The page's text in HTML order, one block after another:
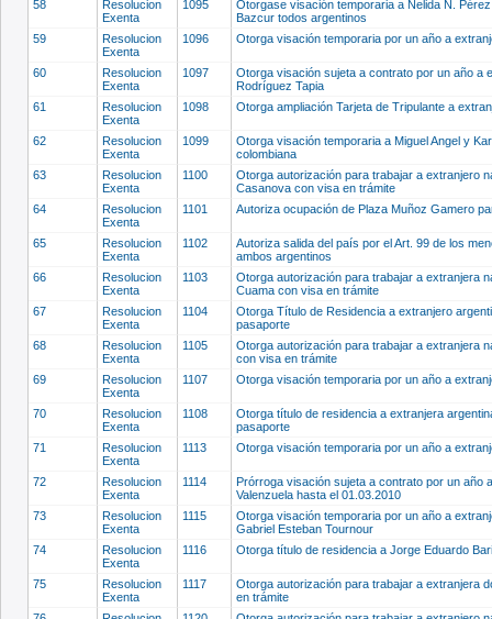
58
Resolucion
Exenta
1095
Otorgase visación temporaria a Nelida N.
Bazcur todos argentinos
59
Resolucion
Exenta
1096 Otorga visación temporaria por un año a
60
Resolucion
Exenta
1097
Otorga visación sujeta a contrato por un año a
Rodríguez Tapia
61
Resolucion
Exenta
1098 Otorga ampliación Tarjeta de Tripulante a
62
Resolucion
Exenta
1099
Otorga visación temporaria a Miguel Angel y
colombiana
63
Resolucion
Exenta
1100
Otorga autorización para trabajar a extranjero
Casanova con visa en trámite
64
Resolucion
Exenta
1101 Autoriza ocupación de Plaza Muñoz Gamero
65
Resolucion
Exenta
1102
Autoriza salida del país por el Art. 99 de los
ambos argentinos
66
Resolucion
Exenta
1103
Otorga autorización para trabajar a extranjera
Cuama con visa en trámite
67
Resolucion
Exenta
1104
Otorga Título de Residencia a extranjero
pasaporte
68
Resolucion
Exenta
1105
Otorga autorización para trabajar a extranjera
con visa en trámite
69
Resolucion
Exenta
1107 Otorga visación temporaria por un año a
70
Resolucion
Exenta
1108
Otorga título de residencia a extranjera
pasaporte
71
Resolucion
Exenta
1113 Otorga visación temporaria por un año a
72
Resolucion
Exenta
1114
Prórroga visación sujeta a contrato por un año
Valenzuela hasta el 01.03.2010
73
Resolucion
Exenta
1115
Otorga visación temporaria por un año a
Gabriel Esteban Tournour
74
Resolucion
Exenta
1116 Otorga título de residencia a Jorge Eduardo
75
Resolucion
Exenta
1117
Otorga autorización para trabajar a extranjera
en trámite